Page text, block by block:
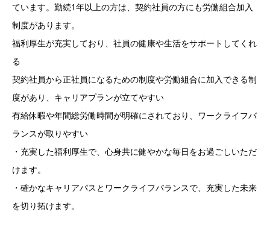
ています。勤続1年以上の方は、契約社員の方にも労働組合加入
制度があります。
福利厚生が充実しており、社員の健康や生活をサポートしてくれ
る
契約社員から正社員になるための制度や労働組合に加入できる制
度があり、キャリアプランが立てやすい
有給休暇や年間総労働時間が明確にされており、ワークライフバ
ランスが取りやすい
・充実した福利厚生で、心身共に健やかな毎日をお過ごしいただ
けます。
・確かなキャリアパスとワークライフバランスで、充実した未来
を切り拓けます。